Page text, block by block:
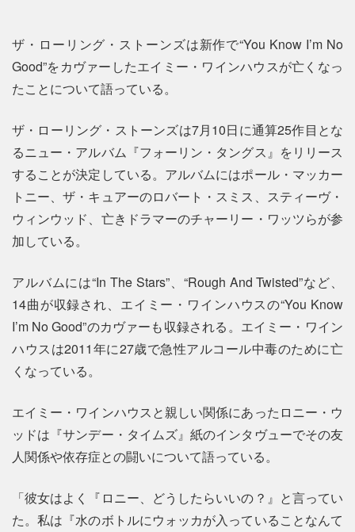
ザ・ローリング・ストーンズは新作で“You Know I’m No
Good”をカヴァーしたエイミー・ワインハウスが亡くなっ
たことについて語っている。
ザ・ローリング・ストーンズは7月10日に通算25作目とな
るニュー・アルバム『フォーリン・タングス』をリリース
することが決定している。アルバムにはポール・マッカー
トニー、ザ・キュアーのロバート・スミス、スティーヴ・
ウィンウッド、亡きドラマーのチャーリー・ワッツらが参
加している。
アルバムには“In The Stars”、“Rough And Twisted”など、
14曲が収録され、エイミー・ワインハウスの“You Know
I’m No Good”のカヴァーも収録される。エイミー・ワイン
ハウスは2011年に27歳で急性アルコール中毒のために亡
くなっている。
エイミー・ワインハウスと親しい関係にあったロニー・ウ
ッドは『サンデー・タイムズ』紙のインタヴューでその友
人関係や依存症との闘いについて語っている。
「彼女はよく『ロニー、どうしたらいいの？』と言ってい
た。私は『水のボトルにウォッカが入っていることなんて